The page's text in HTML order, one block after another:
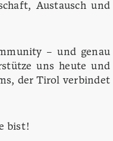
Austausch und
– und genau
uns heute und
der Tirol verbindet
bist!